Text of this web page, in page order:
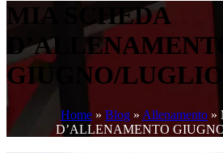
MIA SCHEDA
D’ALLENAMENTO
GIUGNO/LUGLIO
Home » Blog » Allenamento »
D’ALLENAMENTO